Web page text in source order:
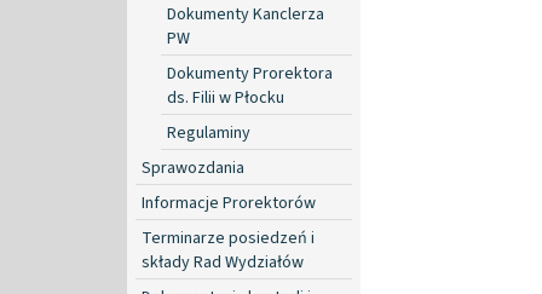
Dokumenty Kanclerza
PW
Dokumenty Prorektora
ds. Filii w Płocku
Regulaminy
Sprawozdania
Informacje Prorektorów
Terminarze posiedzeń i
składy Rad Wydziałów